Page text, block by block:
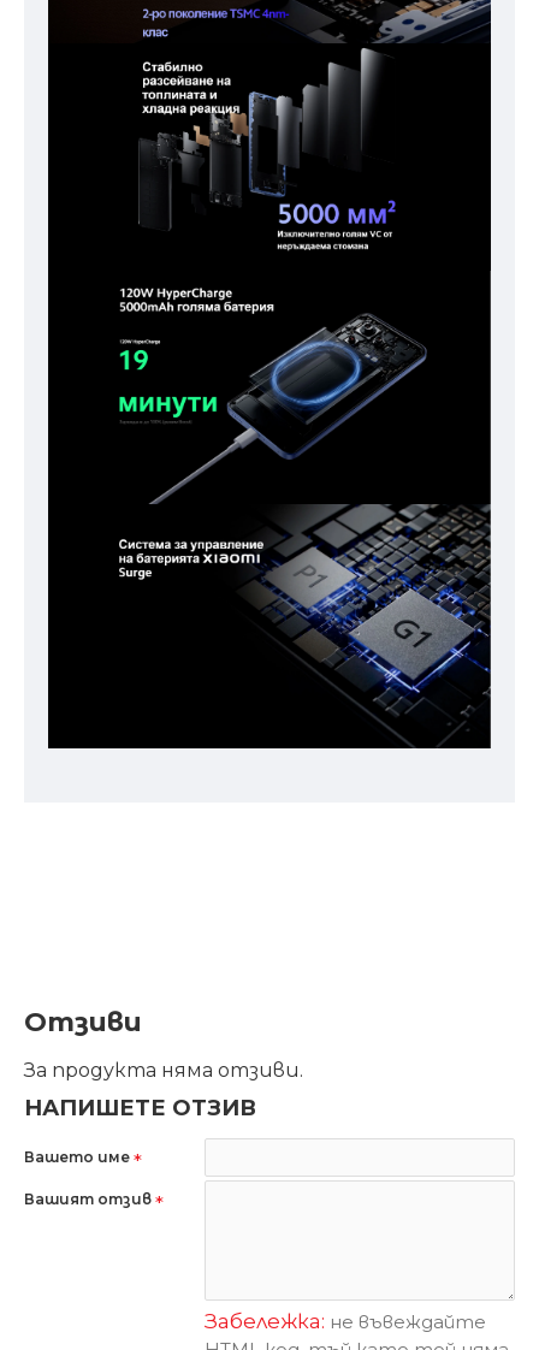
Отзиви
За продукта няма отзиви.
НАПИШЕТЕ ОТЗИВ
Вашето име
Вашият отзив
Забележка: не въвеждайте